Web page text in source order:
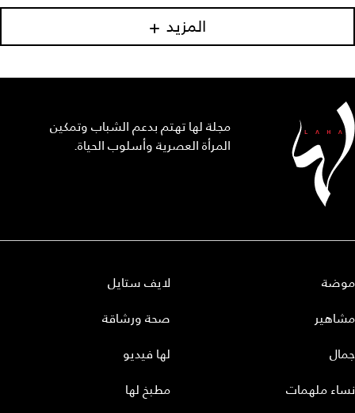
المزيد
مجلة لها تهتم بدعم الشباب وتمكين
المرأة العصرية وأسلوب الحياة.
موضة
مشاهير
جمال
نساء ملهمات
لايف ستايل
صحة ورشاقة
لها فيديو
مطبخ لها